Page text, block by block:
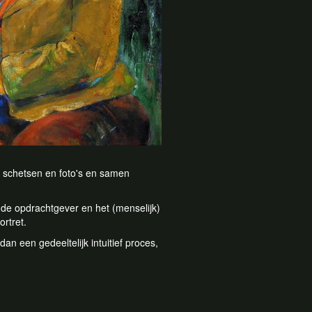
en foto's en samen
opdrachtgever en het (menselijk)
een gedeeltelijk intuitief proces,